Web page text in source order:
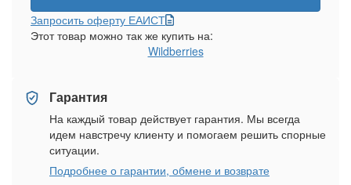
Запросить оферту ЕАИСТ
Этот товар можно так же купить на:
Wildberries
Гарантия
На каждый товар действует гарантия. Мы всегда
идем навстречу клиенту и помогаем решить спорные
ситуации.
Подробнее о гарантии, обмене и возврате